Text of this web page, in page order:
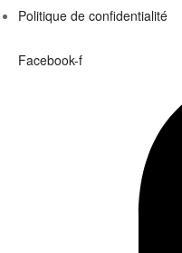
Politique de confidentialité
Facebook-f